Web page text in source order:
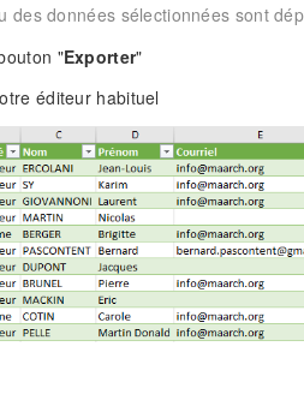
des données sélectionnées sont
"Exporter"
éditeur habituel